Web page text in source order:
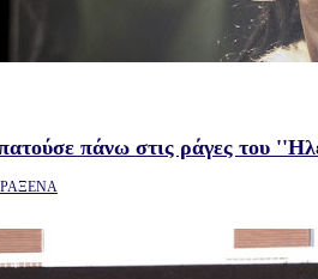
πάνω στις ράγες του